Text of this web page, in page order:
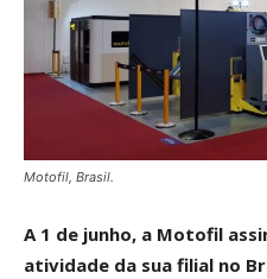
Motofil, Brasil.
A 1 de junho, a Motofil
atividade da sua filial no